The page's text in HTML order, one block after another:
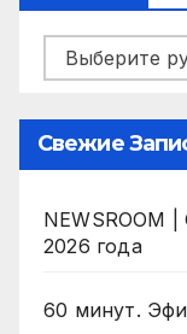
Рубрики
Свежие
NEWSROOM
2026 года
60 минут.